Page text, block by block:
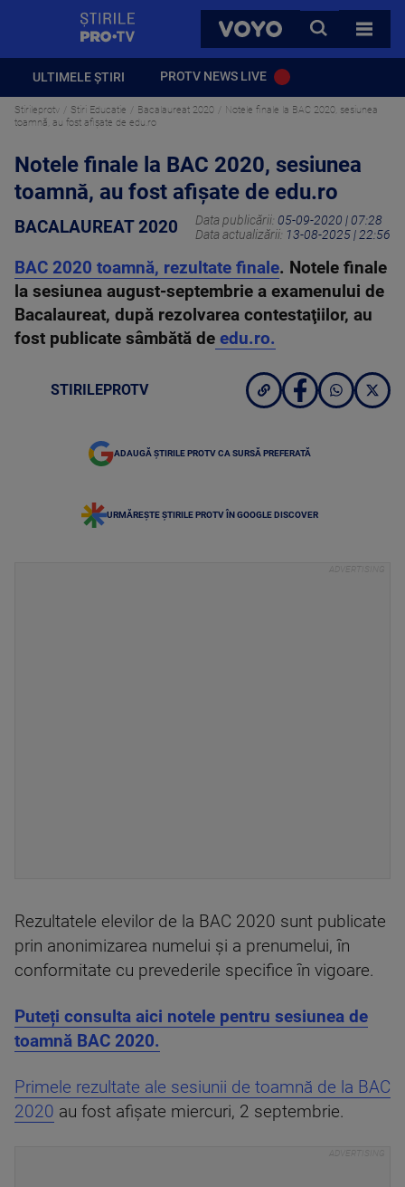
VOYO
CAUTA
TOATE
ULTIMELE ȘTIRI PROTV NEWS LIVE
Stirileprotv Stiri Educatie Bacalaureat 2020
Notele finale la BAC 2020, sesiunea
toamnă, au fost afișate de edu.ro
Notele finale la BAC 2020, sesiunea
toamnă, au fost afișate de edu.ro
BACALAUREAT 2020 Data publicării: 05-09-2020 | 07:28
Data actualizării: 13-08-2025 | 22:56
BAC 2020 toamnă, rezultate finale. Notele finale
la sesiunea august-septembrie a examenului de
Bacalaureat, după rezolvarea contestaţiilor, au
fost publicate sâmbătă de edu.ro.
STIRILEPROTV
ADAUGĂ ȘTIRILE PROTV CA SURSĂ PREFERATĂ
URMĂREȘTE ȘTIRILE PROTV ÎN GOOGLE DISCOVER
Rezultatele elevilor de la BAC 2020 sunt publicate
prin anonimizarea numelui şi a prenumelui, în
conformitate cu prevederile specifice în vigoare.
Puteți consulta aici notele pentru sesiunea de
toamnă BAC 2020.
Primele rezultate ale sesiunii de toamnă de la BAC
2020 au fost afișate miercuri, 2 septembrie.